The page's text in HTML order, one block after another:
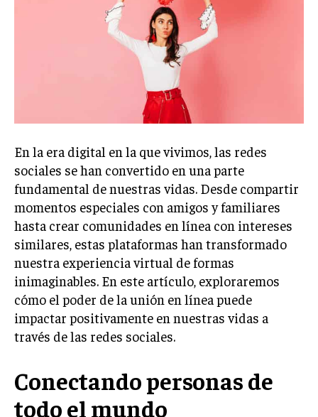
En la era digital en la que vivimos, las redes
sociales se han convertido en una parte
fundamental de nuestras vidas. Desde compartir
momentos especiales con amigos y familiares
hasta crear comunidades en línea con intereses
similares, estas plataformas han transformado
nuestra experiencia virtual de formas
inimaginables. En este artículo, exploraremos
cómo el poder de la unión en línea puede
impactar positivamente en nuestras vidas a
través de las redes sociales.
Conectando personas de
todo el mundo